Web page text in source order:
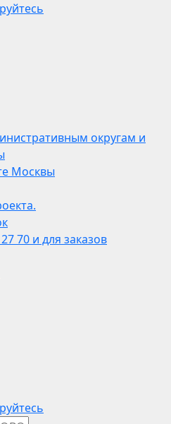
округам и
Москвы
70 и для заказов